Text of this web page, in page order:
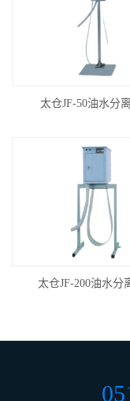
太仓JF-50油水分
太仓JF-200油水分